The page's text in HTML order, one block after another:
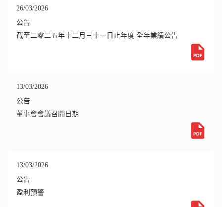
26/03/2026
公告
截至二零二五年十二月三十一日止年度 全年業績公告
13/03/2026
公告
董事會會議召開日期
13/03/2026
公告
盈利預警